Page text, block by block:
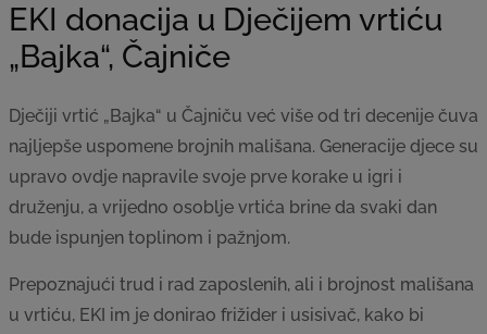
EKI donacija u Dječijem vrtiću
„Bajka“, Čajniče
Dječiji vrtić „Bajka“ u Čajniču već više od tri decenije čuva
najljepše uspomene brojnih mališana. Generacije djece su
upravo ovdje napravile svoje prve korake u igri i
druženju, a vrijedno osoblje vrtića brine da svaki dan
bude ispunjen toplinom i pažnjom.
Prepoznajući trud i rad zaposlenih, ali i brojnost mališana
u vrtiću, EKI im je donirao frižider i usisivač, kako bi